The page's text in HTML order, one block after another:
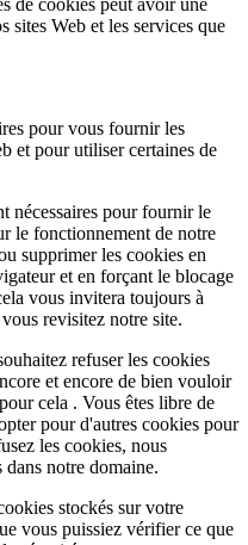
de cookies peut avoir une
sites Web et les services que
pour vous fournir les
et pour utiliser certaines de
nécessaires pour fournir le
le fonctionnement de notre
supprimer les cookies en
et en forçant le blocage
vous invitera toujours à
revisitez notre site.
refuser les cookies
et encore de bien vouloir
cela . Vous êtes libre de
pour d'autres cookies pour
les cookies, nous
notre domaine.
stockés sur votre
vous puissiez vérifier ce que